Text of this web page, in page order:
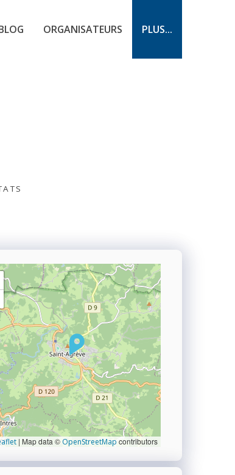
ORGANISATEURS PLUS...
| Map data © OpenStreetMap contributors